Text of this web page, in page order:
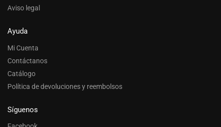
Aviso legal
Ayuda
Mi Cuenta
Contáctanos
Catálogo
Política de devoluciones y reembolsos
Síguenos